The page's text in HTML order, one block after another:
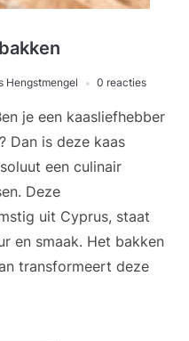
Hengstmengel 0 reacties
je een kaasliefhebber
Dan is deze kaas
een culinair
Deze
uit Cyprus, staat
en smaak. Het bakken
transformeert deze